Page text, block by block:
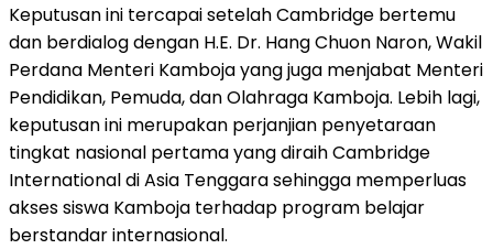
Keputusan ini tercapai setelahCambridge bertemu
dan berdialog dengan H.E. Dr. Hang Chuon Naron, Wakil
Perdana Menteri Kamboja yang juga menjabat Menteri
Pendidikan, Pemuda, dan Olahraga Kamboja. Lebih lagi,
keputusan ini merupakan perjanjian penyetaraan
tingkat nasional pertama yang diraih Cambridge
International diAsia Tenggarasehingga memperluas
akses siswa Kamboja terhadap program belajar
berstandar internasional.